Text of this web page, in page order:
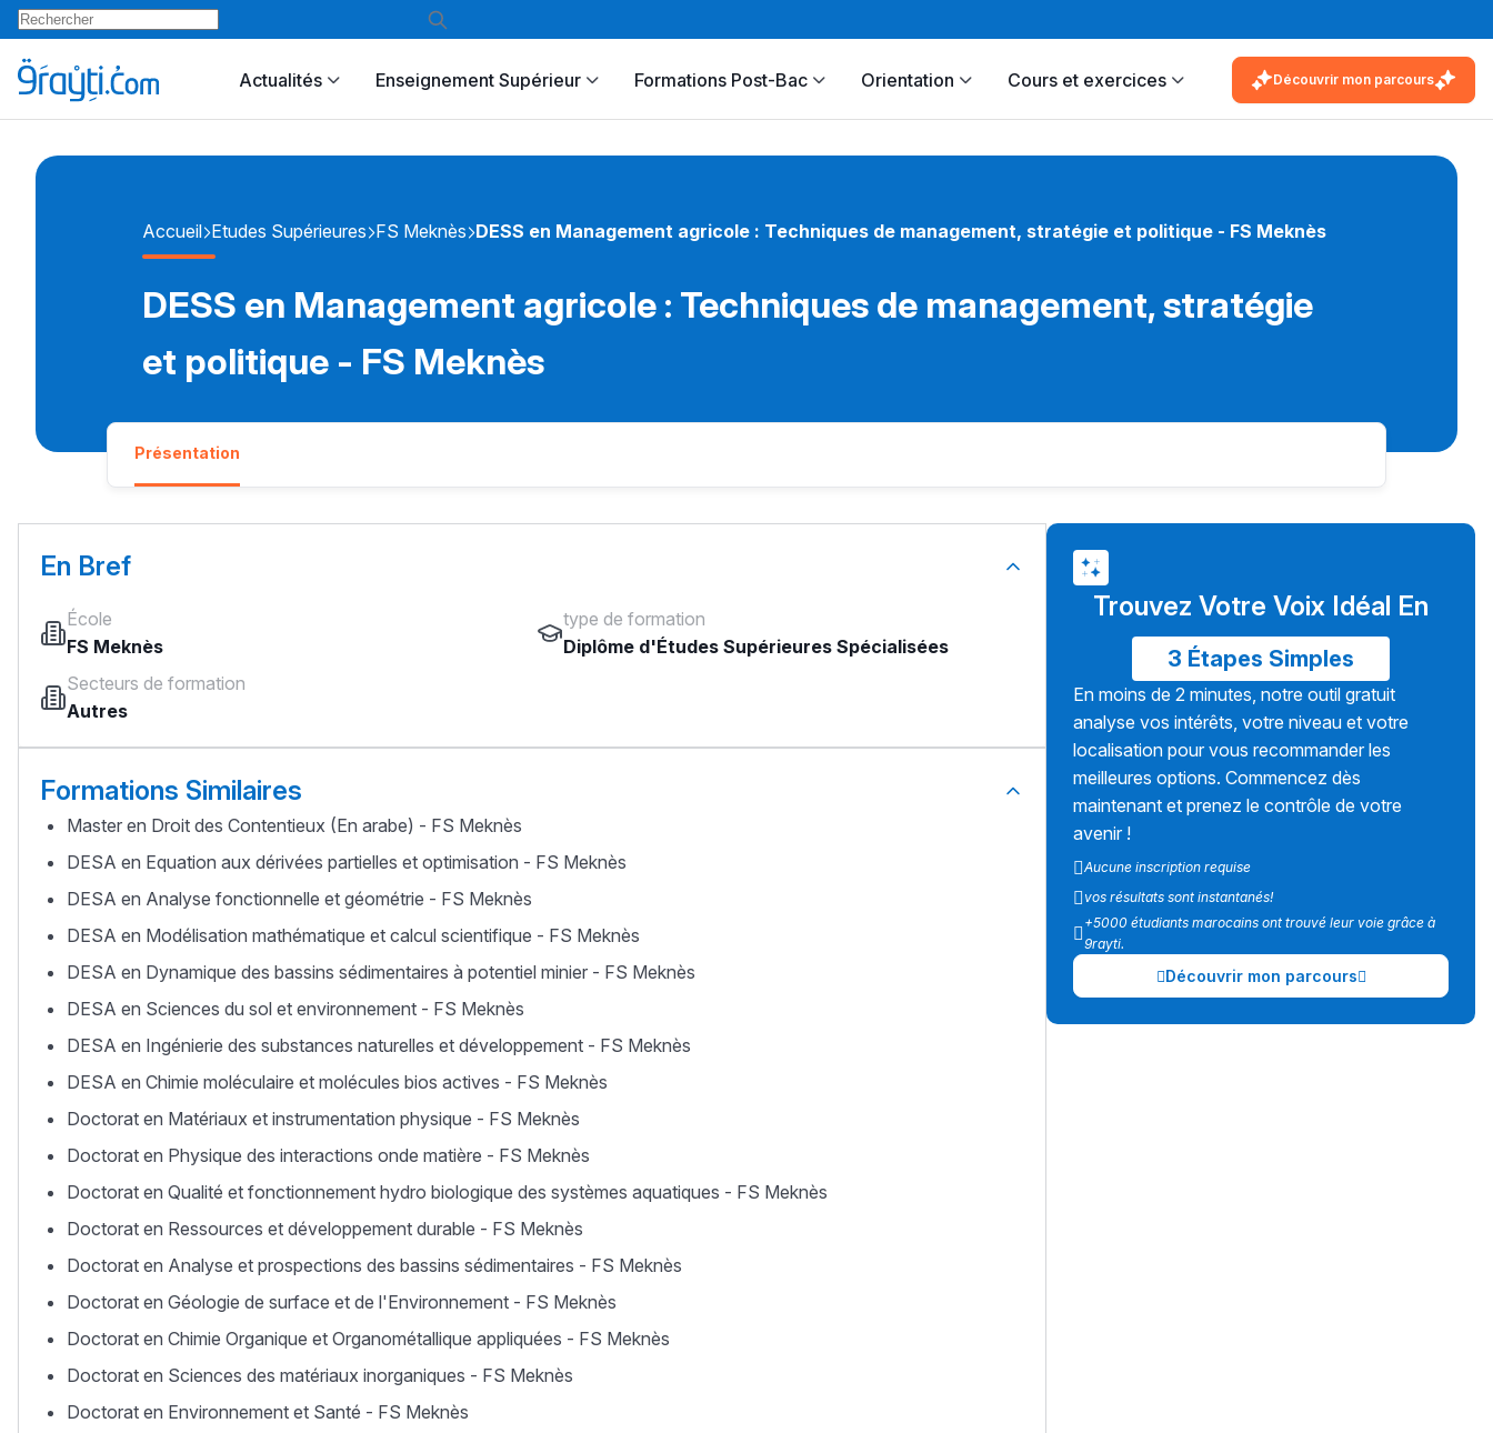
Actualités Enseignement Supérieur Formations Post-Bac Orientation Cours et exercices Découvrir mon parcours
Accueil Etudes Supérieures FS Meknès DESS en Management agricole : Techniques de management, stratégie et politique - FS Meknès
DESS en Management agricole : Techniques de management, stratégie
et politique - FS Meknès
Présentation
En Bref
École
FS Meknès
type de formation
Diplôme d'Études Supérieures Spécialisées
Secteurs de formation
Autres
Formations Similaires
Master en Droit des Contentieux (En arabe) - FS Meknès
DESA en Equation aux dérivées partielles et optimisation - FS Meknès
DESA en Analyse fonctionnelle et géométrie - FS Meknès
DESA en Modélisation mathématique et calcul scientifique - FS Meknès
DESA en Dynamique des bassins sédimentaires à potentiel minier - FS Meknès
DESA en Sciences du sol et environnement - FS Meknès
DESA en Ingénierie des substances naturelles et développement - FS Meknès
DESA en Chimie moléculaire et molécules bios actives - FS Meknès
Doctorat en Matériaux et instrumentation physique - FS Meknès
Doctorat en Physique des interactions onde matière - FS Meknès
Doctorat en Qualité et fonctionnement hydro biologique des systèmes aquatiques - FS Meknès
Doctorat en Ressources et développement durable - FS Meknès
Doctorat en Analyse et prospections des bassins sédimentaires - FS Meknès
Doctorat en Géologie de surface et de l'Environnement - FS Meknès
Doctorat en Chimie Organique et Organométallique appliquées - FS Meknès
Doctorat en Sciences des matériaux inorganiques - FS Meknès
Doctorat en Environnement et Santé - FS Meknès
Trouvez Votre Voix Idéal En
3 Étapes Simples
En moins de 2 minutes, notre outil gratuit
analyse vos intérêts, votre niveau et votre
localisation pour vous recommander les
meilleures options. Commencez dès
maintenant et prenez le contrôle de votre
avenir !
Aucune inscription requise
vos résultats sont instantanés!
+5000 étudiants marocains ont trouvé leur voie grâce à
9rayti.
Découvrir mon parcours